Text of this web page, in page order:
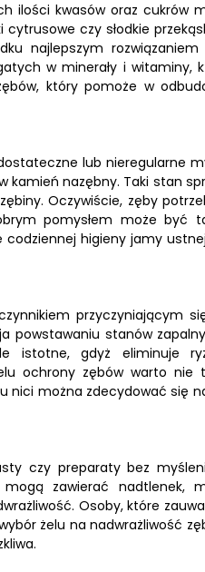
ilości kwasów oraz cukrów
cytrusowe czy słodkie
najlepszym rozwiązaniem
w minerały i witaminy,
który pomoże w
lub nieregularne
kamień nazębny. Taki stan
Oczywiście, zęby
pomysłem może być
higieny jamy
przyczyniającym
powstawaniu stanów
istotne, gdyż eliminuje
ochrony zębów warto nie
nici można zdecydować się
czy preparaty bez
zawierać nadtlenek,
Osoby, które
żelu na nadwrażliwość